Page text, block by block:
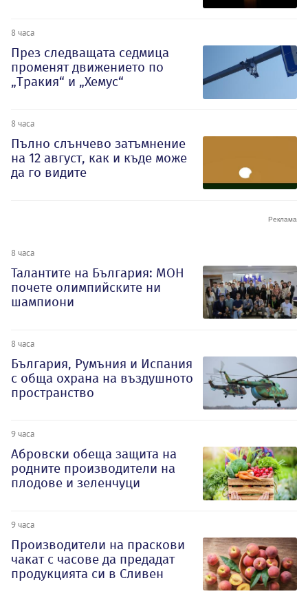
8 часа
През следващата седмица
променят движението по
„Тракия“ и „Хемус“
8 часа
Пълно слънчево затъмнение
на 12 август, как и къде може
да го видите
8 часа
Талантите на България: МОН
почете олимпийските ни
шампиони
8 часа
България, Румъния и Испания
с обща охрана на въздушното
пространство
9 часа
Абровски обеща защита на
родните производители на
плодове и зеленчуци
9 часа
Производители на праскови
чакат с часове да предадат
продукцията си в Сливен